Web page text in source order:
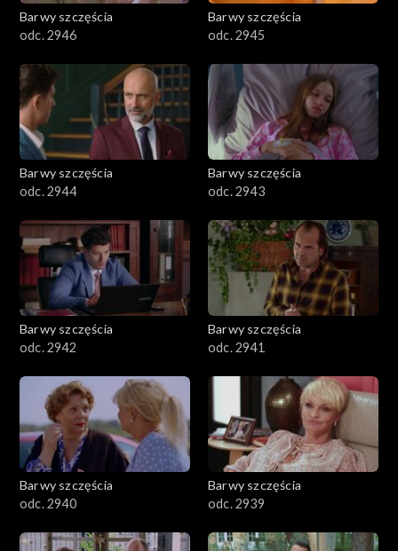
Barwy szczęścia
odc. 2946
Barwy szczęścia
odc. 2945
Barwy szczęścia
odc. 2944
Barwy szczęścia
odc. 2943
Barwy szczęścia
odc. 2942
Barwy szczęścia
odc. 2941
Barwy szczęścia
odc. 2940
Barwy szczęścia
odc. 2939